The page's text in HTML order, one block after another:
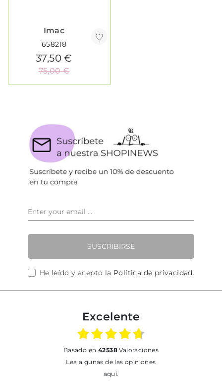
Imac
658218
37,50 €
75,00 €
SUSCRIBIRSE
He leído y acepto la Política de privacidad.
Excelente
basado en 42538Valoraciones
Lea algunas de las opiniones
aquí.